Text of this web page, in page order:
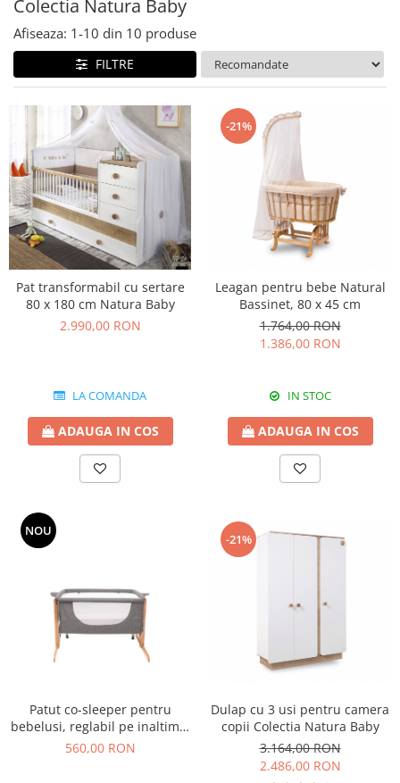
Dulapuri
Comode, noptiere
Spatiu de studiu
Birouri de studiu camera copii
Scaune copii
Biblioteca
Accesorii
Perdele&Draperii
Baldachine
Iluminat
Seturi pat
Covoare
Rafturi, module, lazi depozitare
Colectia Varia
Colectia Nordic
Colectia Frezya
Colectia Angel City
Colectia Luna
Colectia Flora
Colectia Angel
Colectia Oscar
Colectia Atlas
Colectia Lapel
Colectia Nova
Colectia Lucia
Colectia Sirius
Colectia Varia
Colectia Varia White
Colectia Perla S
Colectia Atlas
Colectia Oscar
Colectia Natura Baby
Afiseaza: 1-10 din 10 produse
FILTRE
Pat transformabil cu sertare
80 x 180 cm Natura Baby
2.990,00 RON
LA COMANDA
ADAUGA IN COS
-21%
Leagan pentru bebe Natural
Bassinet, 80 x 45 cm
1.764,00 RON
1.386,00 RON
IN STOC
ADAUGA IN COS
NOU
Patut co-sleeper pentru
bebelusi, reglabil pe inaltime,
picioare lemn, gri
560,00 RON
-21%
Dulap cu 3 usi pentru camera
copii Colectia Natura Baby
3.164,00 RON
2.486,00 RON